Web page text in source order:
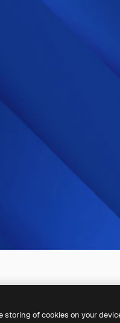
storing of cookies on your